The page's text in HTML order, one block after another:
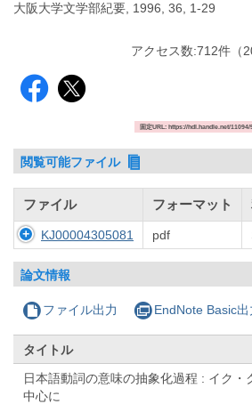
大阪大学文学部紀要, 1996, 36, 1-29
アクセス数:712件 （
固定URL: https://hdl.handle.net/11094/
閲覧可能ファイル
ファイル フォーマット
KJ00004305081 pdf
論文情報
ファイル出力 EndNote Basic出
タイトル
日本語動詞の意味の抽象化過程 : イク・
中心に